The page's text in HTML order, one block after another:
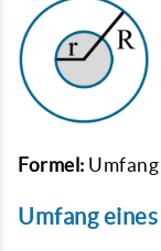
Formel:
Umfang